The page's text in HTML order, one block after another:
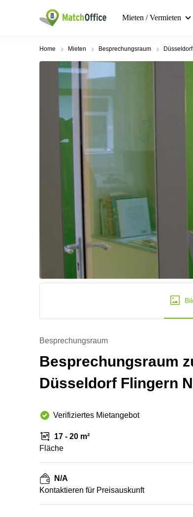
Mieten / Vermieten
Home Mieten Besprechungsraum Düsseldorf
Besprechungsraum
Besprechungsraum
Düsseldorf Flingern
Verifiziertes Mietangebot
17 - 20 m²
Fläche
N/A
Kontaktieren für Preisauskunft